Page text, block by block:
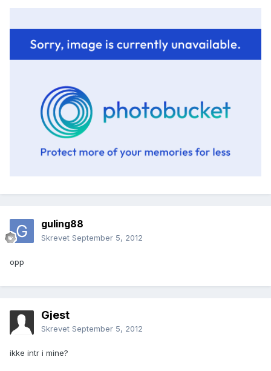
guling88
Skrevet September 5, 2012
opp
Gjest
Skrevet September 5, 2012
ikke intr i mine?